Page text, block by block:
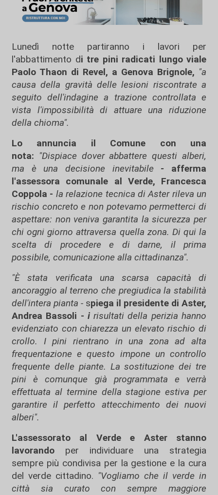
Lunedì notte partiranno i lavori per
l'abbattimento di tre pini radicati lungo viale
Paolo Thaon di Revel, a Genova Brignole, "a
causa della gravità delle lesioni riscontrate a
seguito dell'indagine a trazione controllata e
vista l'impossibilità di attuare una riduzione
della chioma".
Lo annuncia il Comune con una
nota: "Dispiace dover abbattere questi alberi,
ma è una decisione inevitabile - afferma
l'assessora comunale al Verde, Francesca
Coppola - la relazione tecnica di Aster rileva un
rischio concreto e non potevamo permetterci di
aspettare: non veniva garantita la sicurezza per
chi ogni giorno attraversa quella zona. Di qui la
scelta di procedere e di darne, il prima
possibile, comunicazione alla cittadinanza".
"È stata verificata una scarsa capacità di
ancoraggio al terreno che pregiudica la stabilità
dell'intera pianta - spiega il presidente di Aster,
Andrea Bassoli - irisultati della perizia hanno
evidenziato con chiarezza un elevato rischio di
crollo. I pini rientrano in una zona ad alta
frequentazione e questo impone un controllo
frequente delle piante. La sostituzione dei tre
pini è comunque già programmata e verrà
effettuata al termine della stagione estiva per
garantire il perfetto attecchimento dei nuovi
alberi".
L'assessorato al Verde e Aster stanno
lavorando per individuare una strategia
sempre più condivisa per la gestione e la cura
del verde cittadino. "Vogliamo che il verde in
città sia curato con sempre maggiore